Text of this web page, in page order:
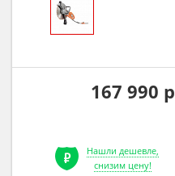
167 990 р
Нашли дешевле,
снизим цену!